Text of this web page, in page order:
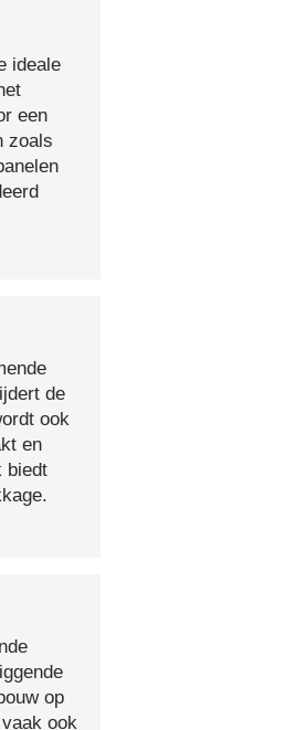
ideale
een
zoals
de
ook
en
biedt
op
ook